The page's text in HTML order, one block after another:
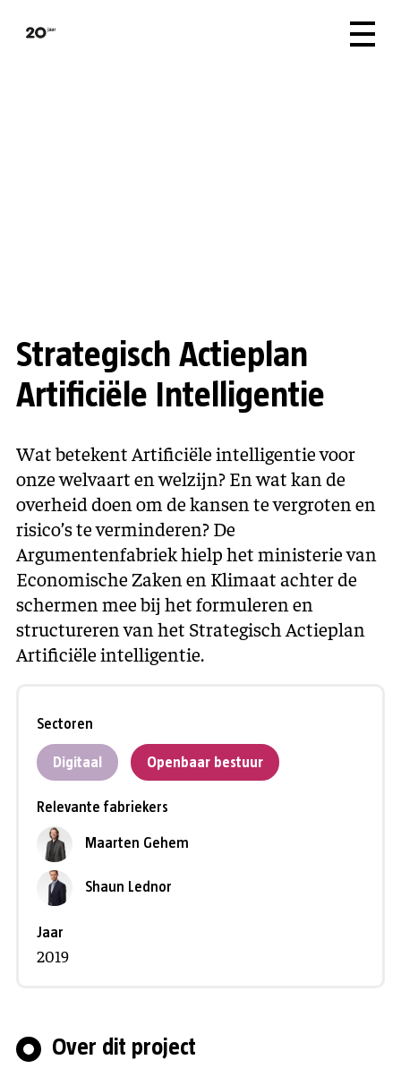
Strategisch Actieplan
Artificiële Intelligentie
Wat betekent Artificiële intelligentie voor
onze welvaart en welzijn? En wat kan de
overheid doen om de kansen te vergroten en
risico’s te verminderen? De
Argumentenfabriek hielp het ministerie van
Economische Zaken en Klimaat achter de
schermen mee bij het formuleren en
structureren van het Strategisch Actieplan
Artificiële intelligentie.
Sectoren
Digitaal Openbaar bestuur
Relevante fabriekers
Maarten Gehem
Shaun Lednor
Jaar
2019
Over dit project